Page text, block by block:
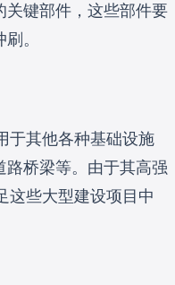
关键部件，这些部件要
。
于其他各种基础设施
桥梁等。由于其高强
这些大型建设项目中